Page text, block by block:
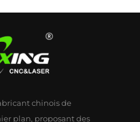
chinois de
plan, proposant des